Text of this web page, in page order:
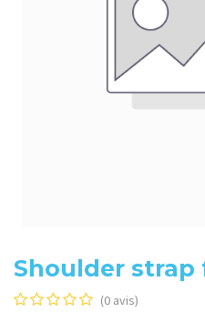
Shoulder strap
(0 avis)